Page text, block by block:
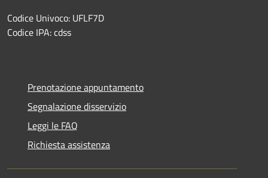
Codice Univoco: UFLF7D
Codice IPA: cdss
Prenotazione appuntamento
Segnalazione disservizio
Leggi le FAQ
Richiesta assistenza